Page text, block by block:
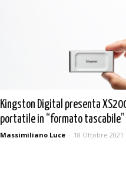
Kingston Digital presenta
portatile in “formato tascabile”
Massimiliano Luce - 18 Ottobre 2021